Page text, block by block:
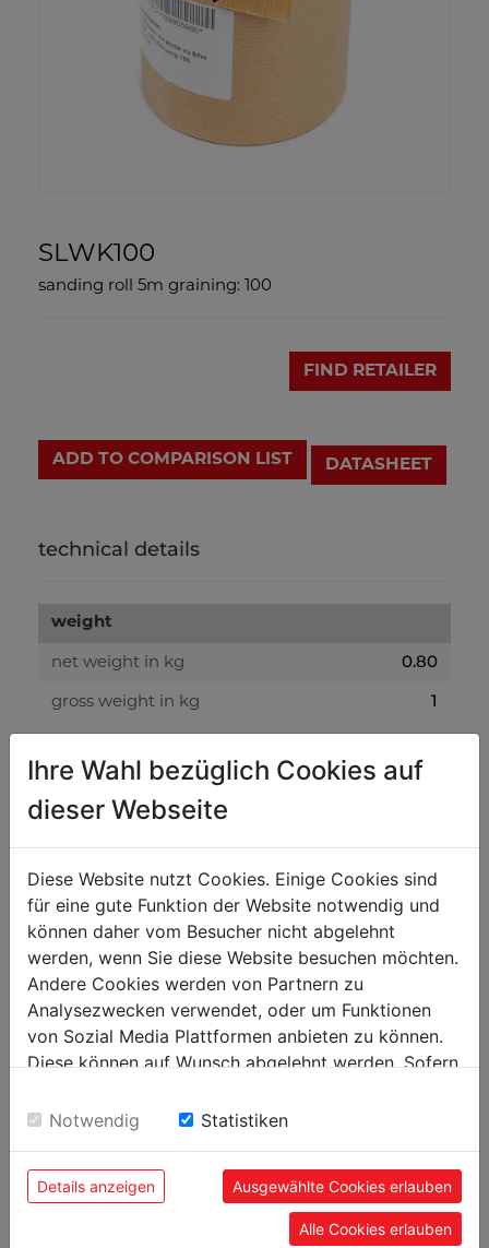
SLWK100
sanding roll 5m graining: 100
FIND RETAILER
ADD TO COMPARISON LIST DATASHEET
technical details
weight
net weight in kg 0.80
gross weight in kg 1
packaging
packaging height in mm
packaging width in mm 200
packaging length in mm 300
general data
EAN code 9120039905990
POPULAR PRODUCTS
Ihre Wahl bezüglich Cookies auf
dieser Webseite
Diese Website nutzt Cookies. Einige Cookies sind
für eine gute Funktion der Website notwendig und
können daher vom Besucher nicht abgelehnt
werden, wenn Sie diese Website besuchen möchten.
Andere Cookies werden von Partnern zu
Analysezwecken verwendet, oder um Funktionen
von Sozial Media Plattformen anbieten zu können.
Diese können auf Wunsch abgelehnt werden. Sofern
Einwilligung zu unseren Cookies.
Notwendig Statistiken
Details anzeigen Ausgewählte Cookies erlauben
Alle Cookies erlauben